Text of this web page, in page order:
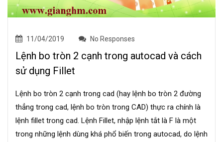
11/04/2019 No Responses
Lệnh bo tròn 2 cạnh trong autocad và cách
sử dụng Fillet
Lệnh bo tròn 2 cạnh trong cad (hay lệnh bo tròn 2 đường
thẳng trong cad, lệnh bo tròn trong CAD) thực ra chính là
lệnh fillet trong cad. Lệnh Fillet, nhập lệnh tắt là F là một
trong những lệnh dùng khá phổ biến trong autocad, do lệnh